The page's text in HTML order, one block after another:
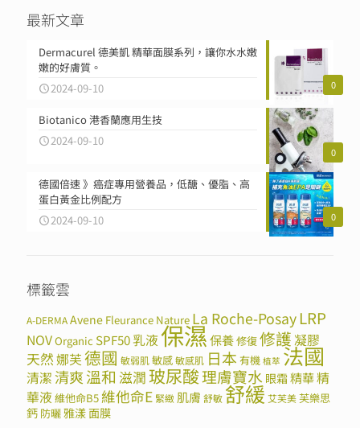
最新文章
0
Dermacurel 德美凱 精華面膜系列，讓你水水嫩
嫩的好膚質。
2024-09-10
0
Biotanico 港香蘭應用生技
2024-09-10
0
德國倍速 》癌症專用營養品，低醣、優脂、高
蛋白黃金比例配方
2024-09-10
標籤雲
A-DERMAAvene Fleurance Nature La Roche-PosayLRP
NOVOrganic SPF50乳液保濕保養修復修護凝膠
天然娜芙德國 敏弱肌敏感敏感肌 日本 有機 植萃 法國
清潔清爽溫和 滋潤 玻尿酸理膚寶水 眼霜精華精
華液維他命B5 維他命E 緊緻 肌膚 舒敏 舒緩 艾芙美芙樂思
鈣 防曬雅漾面膜